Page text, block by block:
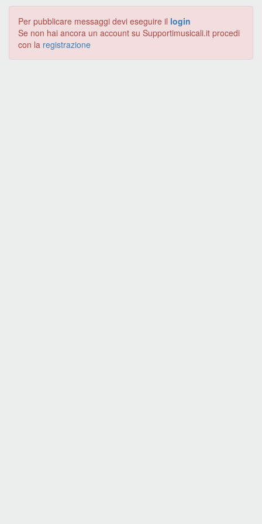
Per pubblicare messaggi devi eseguire il login
Se non hai ancora un account su Supportimusicali.it procedi
con la registrazione